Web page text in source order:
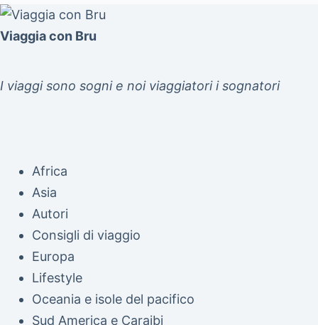
Viaggia con Bru
I viaggi sono sogni e noi viaggiatori i sognatori
Africa
Asia
Autori
Consigli di viaggio
Europa
Lifestyle
Oceania e isole del pacifico
Sud America e Caraibi